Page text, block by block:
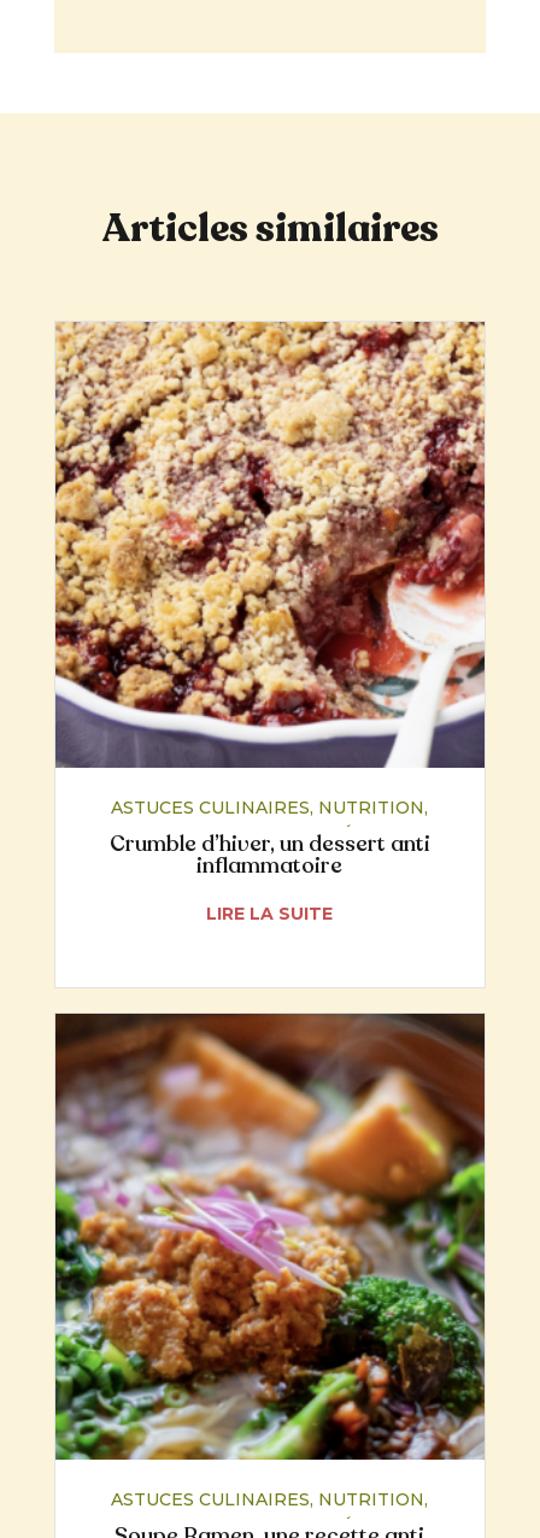
Articles similaires
Crumble d’hiver, un dessert anti
inflammatoire
ASTUCES CULINAIRES, NUTRITION,
RECETTES, SANTÉ
LIRE LA SUITE
ASTUCES CULINAIRES, NUTRITION,
RECETTES, SANTÉ